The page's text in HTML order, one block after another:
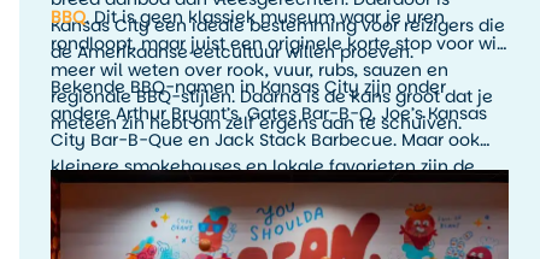
Kansas City een ideale bestemming voor reizigers die
de Amerikaanse eetcultuur willen proeven.
BBQ. Dit is geen klassiek museum waar je uren
rondloopt, maar juist een originele korte stop voor wie
meer wil weten over rook, vuur, rubs, sauzen en
regionale BBQ-stijlen. Daarna is de kans groot dat je
meteen zin hebt om zelf ergens aan te schuiven.
Bekende BBQ-namen in Kansas City zijn onder
andere Arthur Bryant’s, Gates Bar-B-Q, Joe’s Kansas
City Bar-B-Que en Jack Stack Barbecue. Maar ook
kleinere smokehouses en lokale favorieten zijn de
moeite waard. Het leukste is om tijdens je verblijf
meerdere BBQ-stops te proberen en zelf te ontdekken
welke stijl jouw favoriet is.